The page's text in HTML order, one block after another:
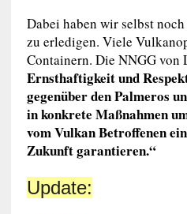
Dabei haben wir selbst
zu erledigen. Viele
Containern. Die NNGG von
Ernsthaftigkeit und
gegenüber den Palmeros
in konkrete Maßnahmen
vom Vulkan Betroffenen
Zukunft garantieren.“
Update: